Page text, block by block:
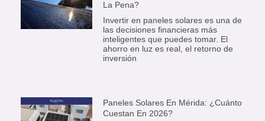
La Pena?
Invertir en paneles solares es una de
las decisiones financieras más
inteligentes que puedes tomar. El
ahorro en luz es real, el retorno de
inversión
Paneles Solares En Mérida: ¿Cuánto
Cuestan En 2026?